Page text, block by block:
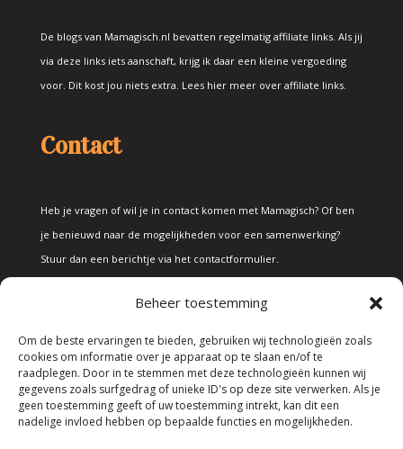
Beheer toestemming
Om de beste ervaringen te bieden, gebruiken wij technologieën zoals
cookies om informatie over je apparaat op te slaan en/of te
raadplegen. Door in te stemmen met deze technologieën kunnen wij
gegevens zoals surfgedrag of unieke ID's op deze site verwerken. Als je
geen toestemming geeft of uw toestemming intrekt, kan dit een
nadelige invloed hebben op bepaalde functies en mogelijkheden.
De blogs van Mamagisch.nl bevatten regelmatig affiliate links. Als jij
via deze links iets aanschaft, krijg ik daar een kleine vergoeding
voor. Dit kost jou niets extra. Lees hier meer over affiliate links.
Contact
Heb je vragen of wil je in contact komen met Mamagisch? Of ben
je benieuwd naar de mogelijkheden voor een samenwerking?
Stuur dan een berichtje via het contactformulier.
Alle teksten en foto's op deze site zijn eigendom van Mamagisch.
Teksten en foto's van Mamagisch mogen onder geen beding
zonder toestemming worden overgenomen. Wanneer er gebruik